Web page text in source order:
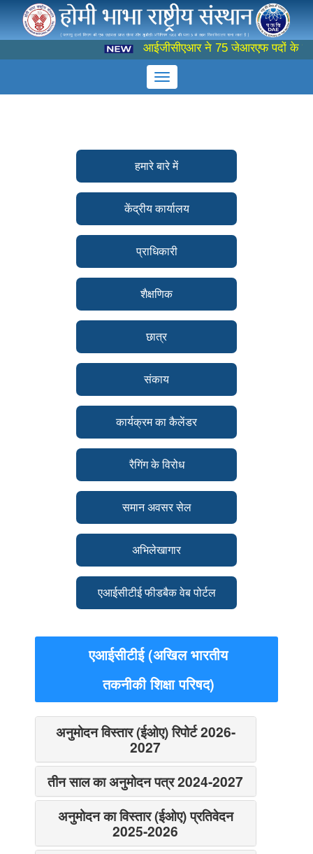
आईजीसीएआर ने 75 जेआरएफ पदों के
हमारे बारे में
केंद्रीय कार्यालय
प्राधिकारी
शैक्षणिक
छात्र
संकाय
कार्यक्रम का कैलेंडर
रैगिंग के विरोध
समान अवसर सेल
अभिलेखागार
एआईसीटीई फीडबैक वेब पोर्टल
एआईसीटीई (अखिल भारतीय
तकनीकी शिक्षा परिषद)
अनुमोदन विस्तार (ईओए) रिपोर्ट 2026-
2027
तीन साल का अनुमोदन पत्र 2024-2027
अनुमोदन का विस्तार (ईओए) प्रतिवेदन
2025-2026